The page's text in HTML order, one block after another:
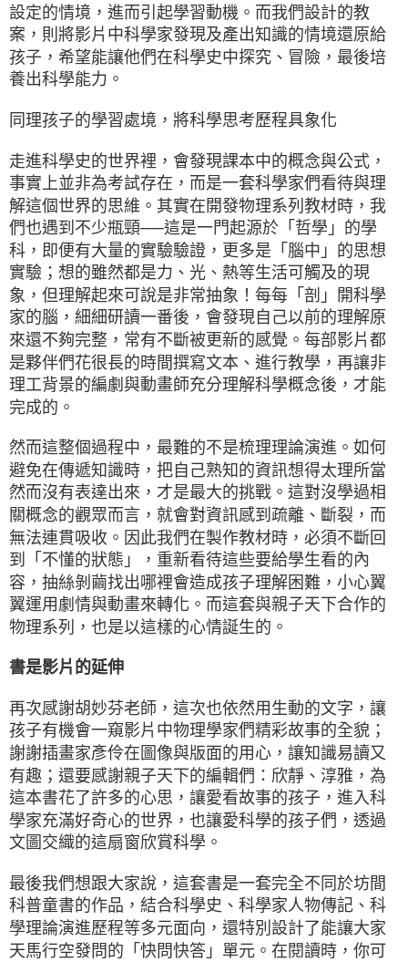
設定的情境，進而引起學習動機。而我們設計的教
案，則將影片中科學家發現及產出知識的情境還原給
孩子，希望能讓他們在科學史中探究、冒險，最後培
養出科學能力。
同理孩子的學習處境，將科學思考歷程具象化
走進科學史的世界裡，會發現課本中的概念與公式，
事實上並非為考試存在，而是一套科學家們看待與理
解這個世界的思維。其實在開發物理系列教材時，我
們也遇到不少瓶頸──這是一門起源於「哲學」的學
科，即便有大量的實驗驗證，更多是「腦中」的思想
實驗；想的雖然都是力、光、熱等生活可觸及的現
象，但理解起來可說是非常抽象！每每「剖」開科學
家的腦，細細研讀一番後，會發現自己以前的理解原
來還不夠完整，常有不斷被更新的感覺。每部影片都
是夥伴們花很長的時間撰寫文本、進行教學，再讓非
理工背景的編劇與動畫師充分理解科學概念後，才能
完成的。
然而這整個過程中，最難的不是梳理理論演進。如何
避免在傳遞知識時，把自己熟知的資訊想得太理所當
然而沒有表達出來，才是最大的挑戰。這對沒學過相
關概念的觀眾而言，就會對資訊感到疏離、斷裂，而
無法連貫吸收。因此我們在製作教材時，必須不斷回
到「不懂的狀態」，重新看待這些要給學生看的內
容，抽絲剝繭找出哪裡會造成孩子理解困難，小心翼
翼運用劇情與動畫來轉化。而這套與親子天下合作的
物理系列，也是以這樣的心情誕生的。
書是影片的延伸
再次感謝胡妙芬老師，這次也依然用生動的文字，讓
孩子有機會一窺影片中物理學家們精彩故事的全貌；
謝謝插畫家彥伶在圖像與版面的用心，讓知識易讀又
有趣；還要感謝親子天下的編輯們：欣靜、淳雅，為
這本書花了許多的心思，讓愛看故事的孩子，進入科
學家充滿好奇心的世界，也讓愛科學的孩子們，透過
文圖交織的這扇窗欣賞科學。
最後我們想跟大家說，這套書是一套完全不同於坊間
科普童書的作品，結合科學史、科學家人物傳記、科
學理論演進歷程等多元面向，還特別設計了能讓大家
天馬行空發問的「快問快答」單元。在閱讀時，你可